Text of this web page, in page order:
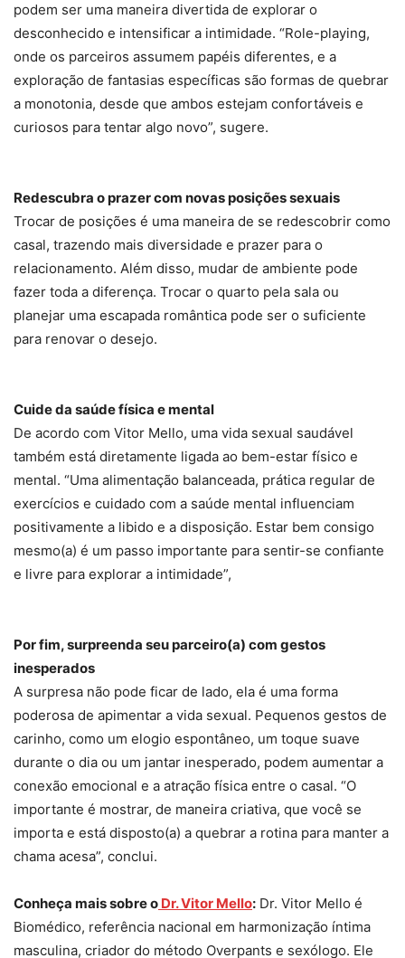
podem ser uma maneira divertida de explorar o
desconhecido e intensificar a intimidade. “Role-playing,
onde os parceiros assumem papéis diferentes, e a
exploração de fantasias específicas são formas de quebrar
a monotonia, desde que ambos estejam confortáveis e
curiosos para tentar algo novo”, sugere.
Redescubra o prazer com novas posições sexuais
Trocar de posições é uma maneira de se redescobrir como
casal, trazendo mais diversidade e prazer para o
relacionamento. Além disso, mudar de ambiente pode
fazer toda a diferença. Trocar o quarto pela sala ou
planejar uma escapada romântica pode ser o suficiente
para renovar o desejo.
Cuide da saúde física e mental
De acordo com Vitor Mello, uma vida sexual saudável
também está diretamente ligada ao bem-estar físico e
mental. “Uma alimentação balanceada, prática regular de
exercícios e cuidado com a saúde mental influenciam
positivamente a libido e a disposição. Estar bem consigo
mesmo(a) é um passo importante para sentir-se confiante
e livre para explorar a intimidade”,
Por fim, surpreenda seu parceiro(a) com gestos
inesperados
A surpresa não pode ficar de lado, ela é uma forma
poderosa de apimentar a vida sexual. Pequenos gestos de
carinho, como um elogio espontâneo, um toque suave
durante o dia ou um jantar inesperado, podem aumentar a
conexão emocional e a atração física entre o casal. “O
importante é mostrar, de maneira criativa, que você se
importa e está disposto(a) a quebrar a rotina para manter a
chama acesa”, conclui.
Conheça mais sobre o Dr. Vitor Mello: Dr. Vitor Mello é
Biomédico, referência nacional em harmonização íntima
masculina, criador do método Overpants e sexólogo. Ele